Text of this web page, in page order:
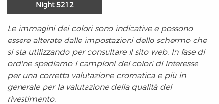
Night 5212
Le immagini dei colori sono indicative e possono
essere alterate dalle impostazioni dello schermo che
si sta utilizzando per consultare il sito web. In fase di
ordine spediamo i campioni dei colori di interesse
per una corretta valutazione cromatica e più in
generale per la valutazione della qualità del
rivestimento.